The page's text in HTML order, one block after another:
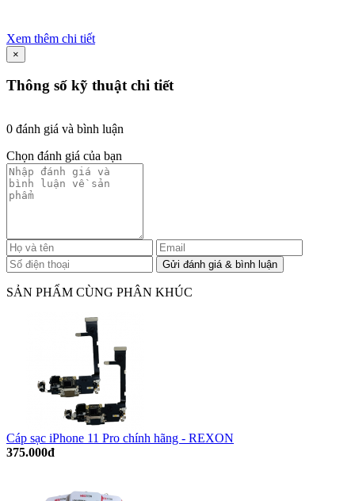
Xem thêm chi tiết
×
Thông số kỹ thuật chi tiết
0 đánh giá và bình luận
Chọn đánh giá của bạn
SẢN PHẨM CÙNG PHÂN KHÚC
Cáp sạc iPhone 11 Pro chính hãng - REXON
375.000đ